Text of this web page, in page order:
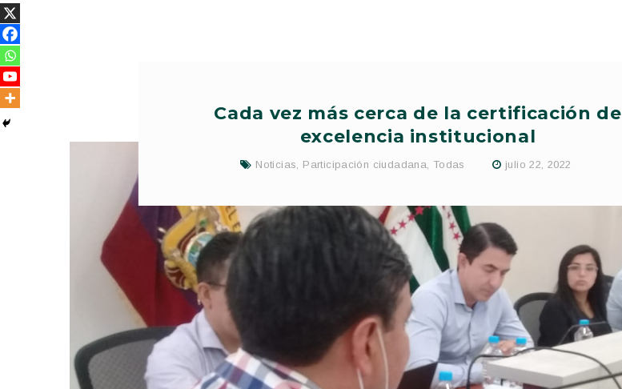
Cada vez más cerca de la certificación de
excelencia institucional
Noticias, Participación ciudadana, Todas julio 22, 2022